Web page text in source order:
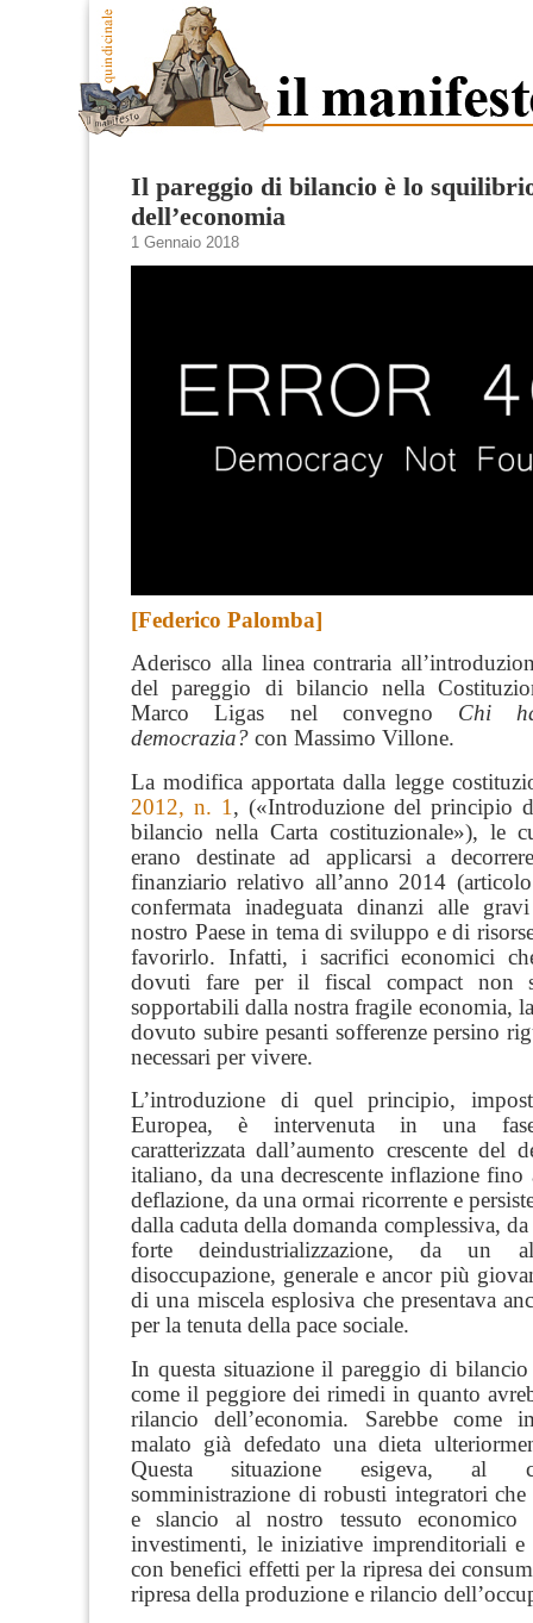
Il pareggio di bilancio è lo
dell’economia
1 Gennaio 2018
[Federico Palomba]
Aderisco alla linea contraria
del pareggio di bilancio nella
Marco Ligas nel convegno Chi
democrazia? con Massimo Villone.
La modifica apportata dalla legge
2012, n. 1 , («Introduzione del principio
bilancio nella Carta costituzionale»), le
erano destinate ad applicarsi a
finanziario relativo all’anno 2014
confermata inadeguata dinanzi alle
nostro Paese in tema di sviluppo e di
favorirlo. Infatti, i sacrifici economici
dovuti fare per il fiscal compact non
sopportabili dalla nostra fragile economia,
dovuto subire pesanti sofferenze persino
necessari per vivere.
L’introduzione di quel principio,
Europea, è intervenuta in una fase
caratterizzata dall’aumento crescente del
italiano, da una decrescente inflazione fino
deflazione, da una ormai ricorrente e
dalla caduta della domanda complessiva,
forte deindustrializzazione, da un
disoccupazione, generale e ancor più
di una miscela esplosiva che presentava
per la tenuta della pace sociale.
In questa situazione il pareggio di
come il peggiore dei rimedi in quanto
rilancio dell’economia. Sarebbe come
malato già defedato una dieta
Questa situazione esigeva, al
somministrazione di robusti integratori che
e slancio al nostro tessuto economico
investimenti, le iniziative imprenditoriali e
con benefici effetti per la ripresa dei
ripresa della produzione e rilancio